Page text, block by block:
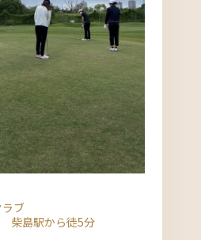
ブ
柴島駅から徒5分